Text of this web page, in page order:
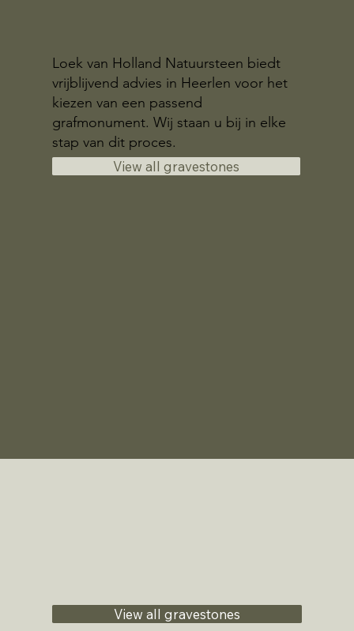
Loek van Holland Natuursteen biedt
vrijblijvend advies in Heerlen voor het
kiezen van een passend
grafmonument. Wij staan u bij in elke
stap van dit proces.
View all gravestones
View all gravestones